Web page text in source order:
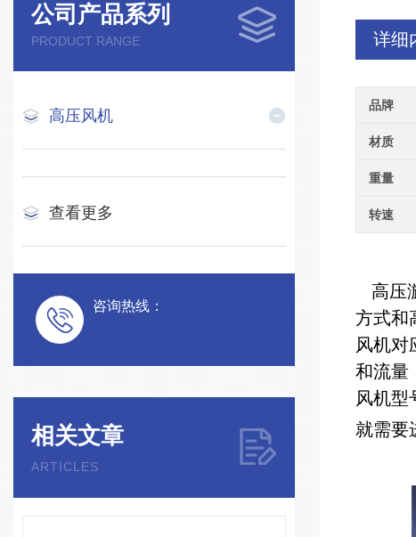
公司产品系列
PRODUCT RANGE
高压风机
查看更多
咨询热线：
相关文章
ARTICLES
详细
品牌
材质
重量
转速
高压
方式和
风机对
和流量
风机型
就需要